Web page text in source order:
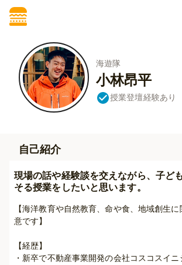
海遊隊
小林昂平
授業登壇経験あり
自己紹介
現場の話や経験談を交えながら、子ど
そる授業をしたいと思います。
【海洋教育や自然教育、命や食、地域創生
意です】
【経歴】
・新卒で不動産事業開発の会社コスコスイニ